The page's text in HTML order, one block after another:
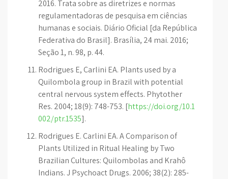
2016. Trata sobre as diretrizes e normas
regulamentadoras de pesquisa em ciências
humanas e sociais. Diário Oficial [da República
Federativa do Brasil]. Brasília, 24 mai. 2016;
Seção 1, n. 98, p. 44.
Rodrigues E, Carlini EA. Plants used by a
Quilombola group in Brazil with potential
central nervous system effects. Phytother
Res. 2004; 18(9): 748-753. [https://doi.org/10.1
002/ptr.1535].
Rodrigues E. Carlini EA. A Comparison of
Plants Utilized in Ritual Healing by Two
Brazilian Cultures: Quilombolas and Krahô
Indians. J Psychoact Drugs. 2006; 38(2): 285-